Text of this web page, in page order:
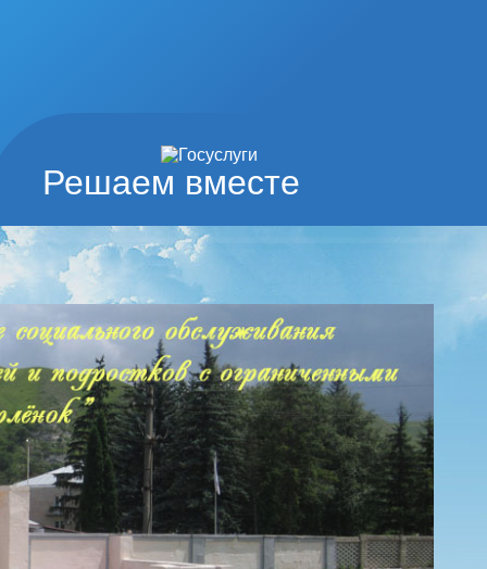
Решаем вместе